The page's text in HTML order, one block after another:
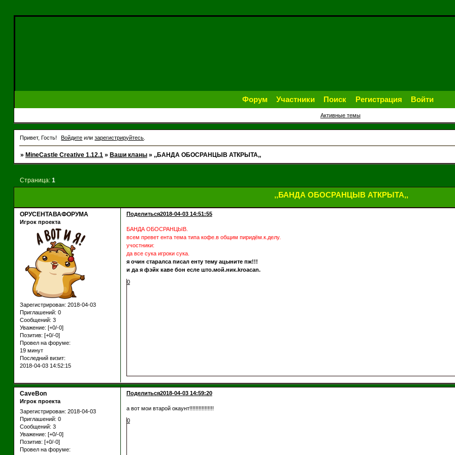
Форум Участники Поиск Регистрация Войти
Активные темы
Привет, Гость! Войдите илизарегистрируйтесь
» MineCastle Creative 1.12.1 » Ваши кланы » ,,БАНДА ОБОСРАНЦЫВ АТКРЫТА,,
,,БАНДА ОБОСРАНЦЫВ АТКРЫТА,,
Страница: 1
Поделиться2018-04-03 14:51:55
ОРУСЕНТАВАФОРУМА
Игрок проекта
Зарегистрирован: 2018-04-03
Приглашений: 0
Сообщений: 3
Уважение: [+0/-0]
Позитив: [+0/-0]
Провел на форуме:
19 минут
Последний визит:
2018-04-03 14:52:15
БАНДА ОБОСРАНЦЫВ.
всем превет ента тема типа кофе.в общим пиридём.к.делу.
учостники:
да все сука игроки сука.
я очин старалса писал енту тему ацыните пж!!!
и да я фэйк каве бон есле што.мой.ник.kroacan.
0
Поделиться2018-04-03 14:59:20
CaveBon
Игрок проекта
Зарегистрирован: 2018-04-03
Приглашений: 0
Сообщений: 3
Уважение: [+0/-0]
Позитив: [+0/-0]
Провел на форуме:
а вот мои втарой окаунт!!!!!!!!!!!!!!!!
0